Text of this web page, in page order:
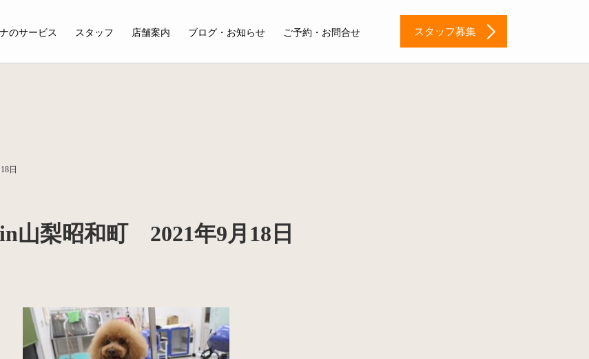
のサービス スタッフ 店舗案内 ブログ・お知らせ ご予約・お問合せ スタッフ募集
日
山梨昭和町 2021年9月18日